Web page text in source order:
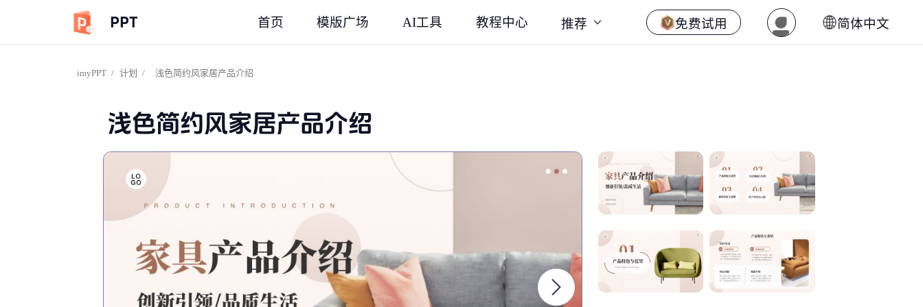
PPT 首页 模版广场 AI工具 教程中心 推荐 免费试用 简体中文
imyPPT / 计划 / 浅色简约风家居产品介绍
浅色简约风家居产品介绍